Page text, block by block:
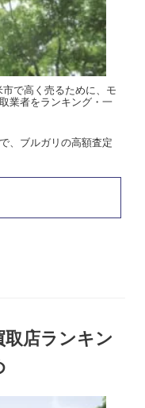
で高く売るために、モ
業者をランキング・一
、ブルガリの高額査定
店ランキン